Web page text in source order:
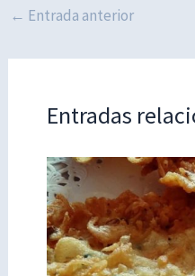
← Entrada anterior
Entradas